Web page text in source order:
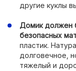
другие куклы
Домик должен
безопасных
пластик.
долговечное,
тяжелый и